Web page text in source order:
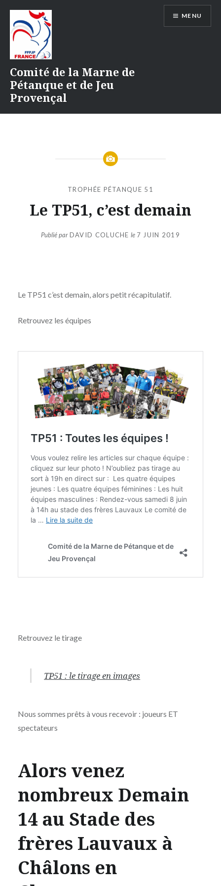
contenu
Comité de la Marne de
Pétanque et de Jeu
Provençal
MENU
TROPHÉE PÉTANQUE 51
Le TP51, c’est demain
Publié parDAVID COLUCHE le 7 JUIN 2019
Le TP51 c’est demain, alors petit récapitulatif.
Retrouvez les équipes
Retrouvez le tirage
TP51 : le tirage en images
Nous sommes prêts à vous recevoir : joueurs ET
spectateurs
Alors venez
nombreux Demain
14 au Stade des
frères Lauvaux à
Châlons en